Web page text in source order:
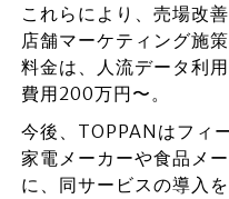
これらにより、売場改
店舗マーケティング施
料金は、人流データ利
費用200万円〜。
今後、TOPPANはフィ
家電メーカーや食品メ
に、同サービスの導入